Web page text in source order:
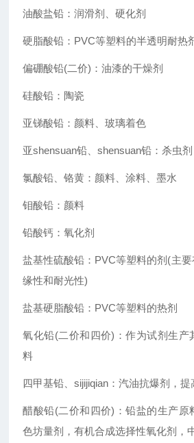
油酸盐铅：润滑剂、硬化剂
硬脂酸铅：PVC等塑料的半透明耐热
偏硼酸铅(二价)：油漆的干燥剂
硅酸铅：陶瓷
亚锑酸铅：颜料、玻璃着色
亚shensuan铅、shensuan铅：杀虫剂
氯酸铅、铬黄：颜料、涂料、墨水
钼酸铅：颜料
铅酸钙：氧化剂
盐基性硫酸铅：PVC等塑料的剂(主
缘性和耐光性)
盐基硬脂酸铅：PVC等塑料的热剂
氧化铅(二价和四价)：作为试剂生产
料
四甲基铅、sijijiqian：汽油抗爆剂，提
醋酸铅(二价和四价)：铅盐的生产原
色坊量剂，有机合成选择性氧化剂，